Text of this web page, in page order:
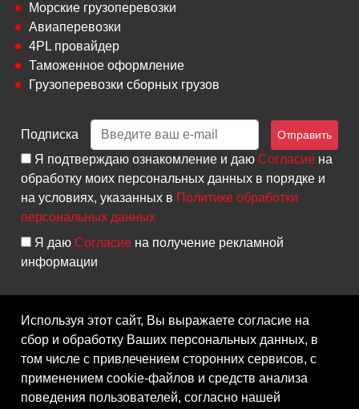
Морские грузоперевозки
Авиаперевозки
4PL провайдер
Таможенное оформление
Грузоперевозки сборных грузов
Подписка Отправить
Я подтверждаю ознакомление и даюСогласие на
обработку моих персональных данных в порядке и
на условиях, указанных в Политике обработки
персональных данных
Я даюСогласие на получение рекламной
информации
Используя этот сайт, Вы выражаете согласие на
сбор и обработку Ваших персональных данных, в
том числе с привлечением сторонних сервисов, с
применением cookie-файлов и средств анализа
поведения пользователей, согласно нашей